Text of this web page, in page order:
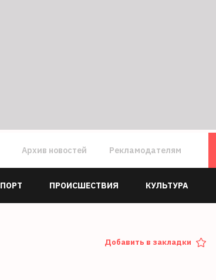
Архив новостей Рекламодателям
ПРОИСШЕСТВИЯ КУЛЬТУРА
Добавить в закладки